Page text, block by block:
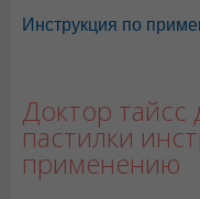
Инструкция по
Доктор тайсс
пастилки
применению